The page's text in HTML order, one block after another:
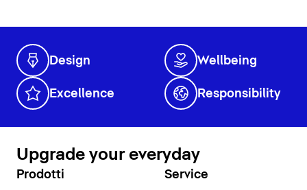
Design Wellbeing
Excellence Responsibility
Upgrade your everyday
Prodotti Service